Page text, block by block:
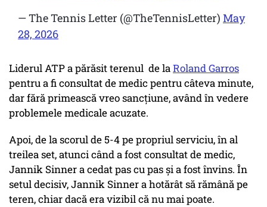
— The Tennis Letter (@TheTennisLetter) May
28, 2026
Liderul ATP a părăsit terenul de laRoland Garros
pentru a fi consultat de medic pentru câteva minute,
dar fără primească vreo sancțiune, având în vedere
problemele medicale acuzate.
Apoi, de la scorul de 5-4 pe propriul serviciu, în al
treilea set, atunci când a fost consultat de medic,
Jannik Sinner a cedat pas cu pas și a fost învins. În
setul decisiv, Jannik Sinner a hotărât să rămână pe
teren, chiar dacă era vizibil că nu mai poate.